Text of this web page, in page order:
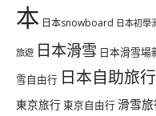
本 日本snowboard 日本初學
旅遊 日本滑雪 日本滑雪場
雪自由行 日本自助旅行
東京旅行 東京自由行 滑雪旅